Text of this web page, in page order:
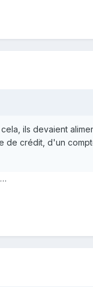
ils devaient
crédit, d'un